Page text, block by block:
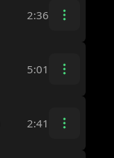
2:36
5:01
2:41